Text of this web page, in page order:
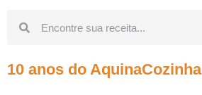
10 anos do AquinaCozinha